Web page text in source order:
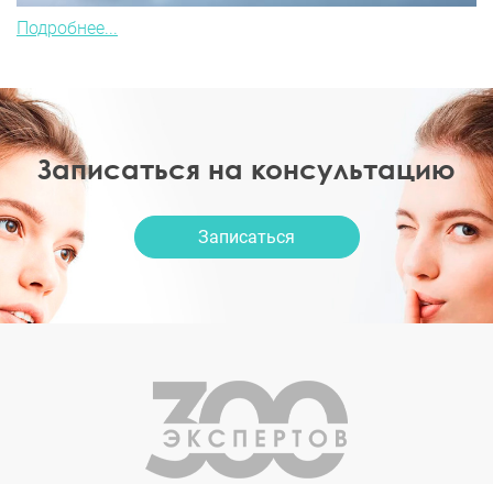
Подробнее...
Записаться на консультацию
Записаться